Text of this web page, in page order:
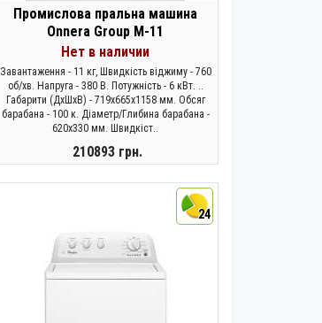
Промислова пральна машина
Onnera Group M-11
Нет в наличии
Завантаження - 11 кг, Швидкість віджиму - 760
об/хв. Напруга - 380 В. Потужність - 6 кВт. ..
Габарити (ДхШхВ) - 719х665х1158 мм. Обсяг
барабана - 100 к. Діаметр/Глибина барабана -
620х330 мм. Швидкіст..
210893 грн.
24